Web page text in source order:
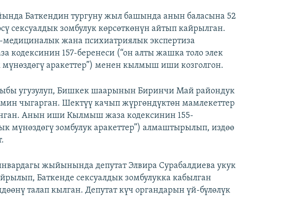
Баткендин тургуну жыл башында анын баласына 52
сексуалдык зомбулук көрсөткөнүн айтып кайрылган.
медициналык жана психиатриялык экспертиза
157-беренеси (“он алты жашка толо элек
мүнөздөгү аракеттер”) менен кылмыш иши козголгон.
угузулуп, Бишкек шаарынын Биринчи Май райондук
чыгарган. Шектүү качып жүргөндүктөн мамлекеттер
Анын иши Кылмыш жаза кодексинин 155-
мүнөздөгү зомбулук аракеттер”) алмаштырылып, издөө
жыйынында депутат Элвира Сурабалдиева укук
Баткенде сексуалдык зомбулукка кабылган
талап кылган. Депутат күч органдарын үй-бүлөлүк